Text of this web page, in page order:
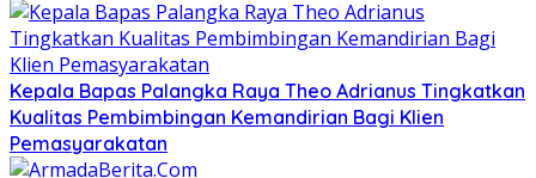
Kepala Bapas Palangka Raya Theo Adrianus Tingkatkan
Kualitas Pembimbingan Kemandirian Bagi Klien
Pemasyarakatan